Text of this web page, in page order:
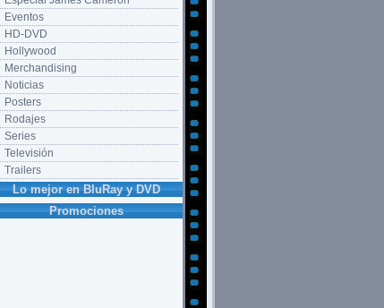
Eventos
HD-DVD
Hollywood
Merchandising
Noticias
Posters
Rodajes
Series
Televisión
Trailers
Lo mejor en BluRay y DVD
Promociones